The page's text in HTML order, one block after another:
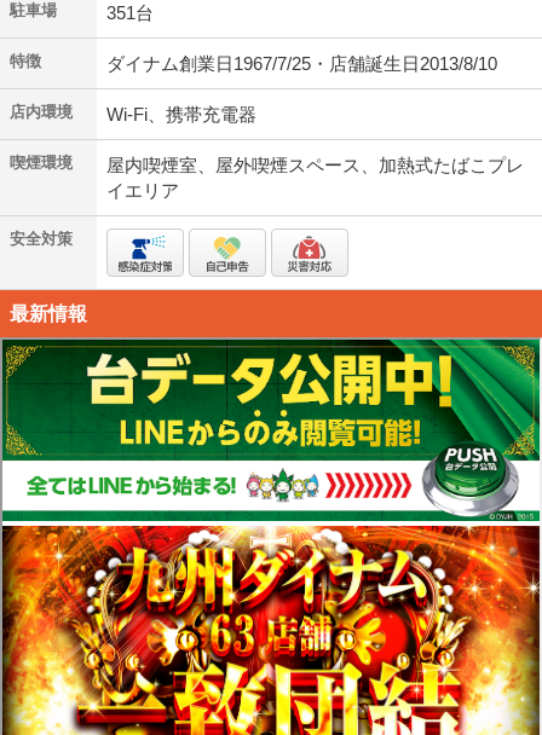
駐車場 351台
特徴 ダイナム創業日1967/7/25・店舗誕生日2013/8/10
店内環境 Wi-Fi、携帯充電器
喫煙環境
屋内喫煙室、屋外喫煙スペース、加熱式たばこプレ
イエリア
安全対策
最新情報